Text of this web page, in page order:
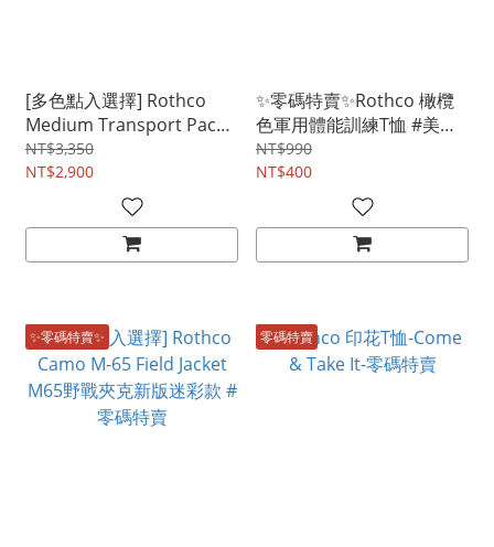
[多色點入選擇] Rothco
Medium Transport Pack
#美國預購專區
NT$3,350
NT$2,900
✨零碼特賣✨Rothco 橄欖
色軍用體能訓練T恤 #美國
專區品項 [多款點入選擇]
NT$990
NT$400
✨零碼特賣✨ 零碼特賣